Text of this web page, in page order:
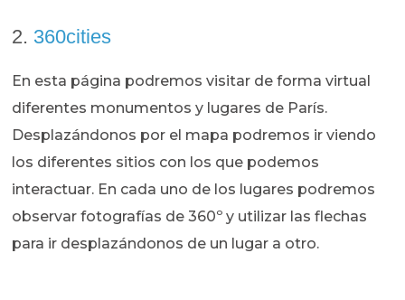
2. 360cities
En esta página podremos visitar de forma virtual
diferentes monumentos y lugares de París.
Desplazándonos por el mapa podremos ir viendo
los diferentes sitios con los que podemos
interactuar. En cada uno de los lugares podremos
observar fotografías de 360º y utilizar las flechas
para ir desplazándonos de un lugar a otro.